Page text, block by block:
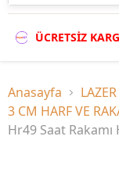
ÜCRETSİZ
Anasayfa
3 CM HARF VE
Hr49 Saat